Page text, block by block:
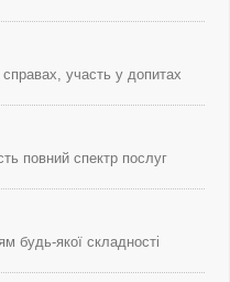
участь у допитах
повний спектр послуг
будь-якої складності